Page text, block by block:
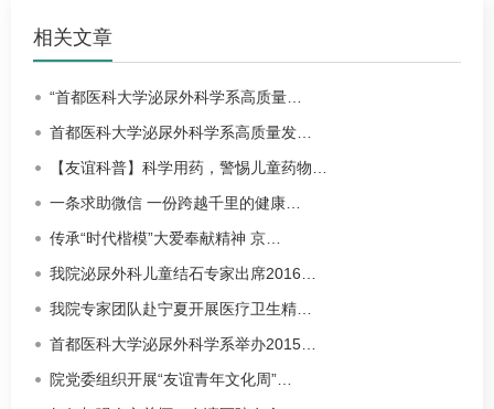
相关文章
“首都医科大学泌尿外科学系高质量…
首都医科大学泌尿外科学系高质量发…
【友谊科普】科学用药，警惕儿童药物…
一条求助微信 一份跨越千里的健康…
传承“时代楷模”大爱奉献精神 京…
我院泌尿外科儿童结石专家出席2016…
我院专家团队赴宁夏开展医疗卫生精…
首都医科大学泌尿外科学系举办2015…
院党委组织开展“友谊青年文化周”…